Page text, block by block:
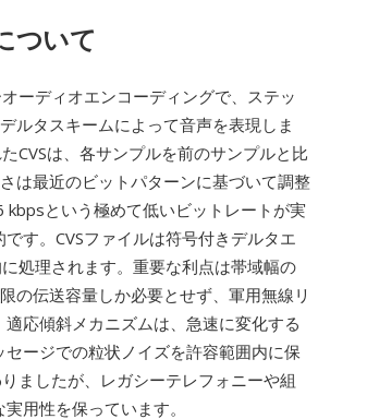
ついて
ーディオエンコーディングで、ステッ
ルタスキームによって音声を表現しま
CVSは、各サンプルを前のサンプルと比
は最近のビットパターンに基づいて調整
という極めて低いビットレートが実
す。CVSファイルは符号付きデルタエ
処理されます。重要な利点は帯域幅の
伝送容量しか必要とせず、軍用無線リ
応傾斜メカニズムは、急速に変化する
ージでの粒状ノイズを許容範囲内に保
ましたが、レガシーテレフォニーや組
用性を保っています。